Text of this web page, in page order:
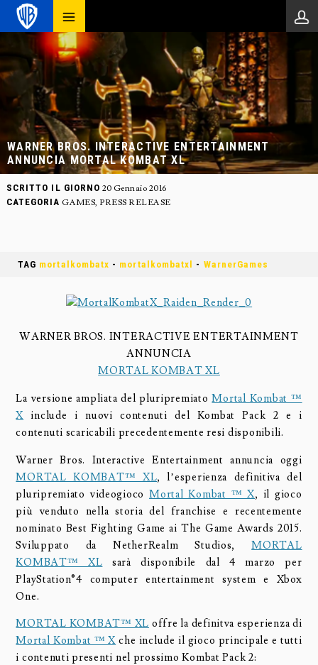
WARNER BROS. INTERACTIVE ENTERTAINMENT
ANNUNCIA MORTAL KOMBAT XL
SCRITTO IL GIORNO 20 Gennaio 2016
CATEGORIA GAMES, PRESS RELEASE
TAG mortalkombatx - mortalkombatxl - WarnerGames
WARNER BROS. INTERACTIVE ENTERTAINMENT
ANNUNCIA
MORTAL KOMBAT XL
La versione ampliata del pluripremiatoMortal Kombat ™
X include i nuovi contenuti del Kombat Pack 2 e i
contenuti scaricabili precedentemente resi disponibili.
Warner Bros. Interactive Entertainment annuncia oggi
MORTAL KOMBAT™ XL, l’esperienza definitiva del
pluripremiato videogiocoMortal Kombat ™ X, il gioco
più venduto nella storia del franchise e recentemente
nominato Best Fighting Game ai The Game Awards 2015.
Sviluppato da NetherRealm Studios,MORTAL
KOMBAT™ XL sarà disponibile dal 4 marzo per
PlayStation®4 computer entertainment system e Xbox
One.
MORTAL KOMBAT™ XL offre la definitva esperienza di
Mortal Kombat ™ X che include il gioco principale e tutti
i contenuti presenti nel prossimo Kombat Pack 2: